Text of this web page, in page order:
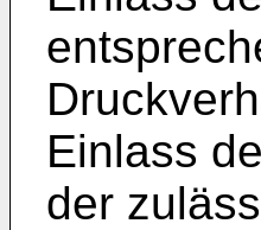
Einlass
der